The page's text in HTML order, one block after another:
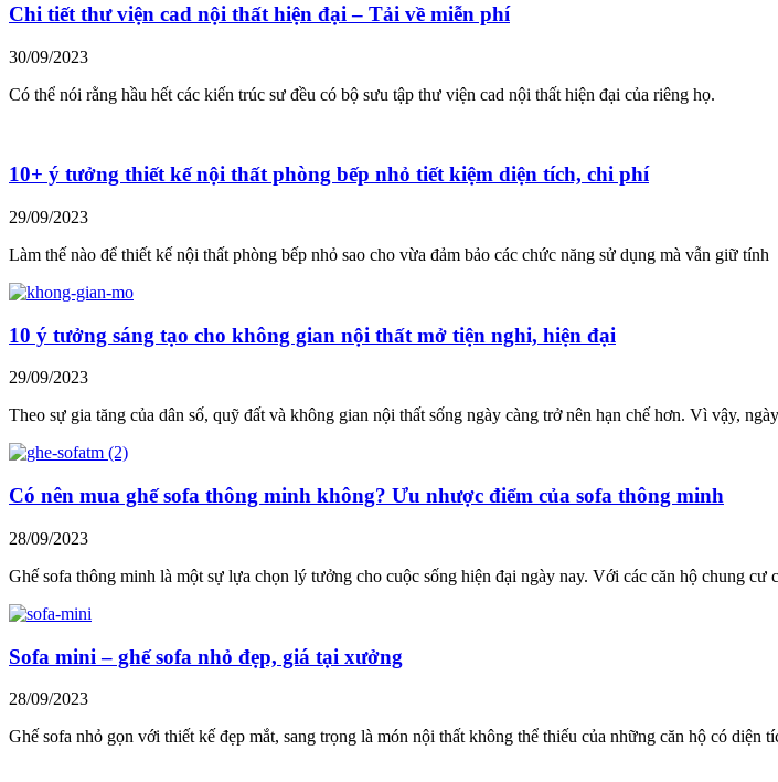
Chi tiết thư viện cad nội thất hiện đại – Tải về miễn phí
30/09/2023
Có thể nói rằng hầu hết các kiến trúc sư đều có bộ sưu tập thư viện cad nội thất hiện đại của riêng họ.
10+ ý tưởng thiết kế nội thất phòng bếp nhỏ tiết kiệm diện tích, chi phí
29/09/2023
Làm thế nào để thiết kế nội thất phòng bếp nhỏ sao cho vừa đảm bảo các chức năng sử dụng mà vẫn giữ tính
10 ý tưởng sáng tạo cho không gian nội thất mở tiện nghi, hiện đại
29/09/2023
Theo sự gia tăng của dân số, quỹ đất và không gian nội thất sống ngày càng trở nên hạn chế hơn. Vì vậy, ngày
Có nên mua ghế sofa thông minh không? Ưu nhược điểm của sofa thông minh
28/09/2023
Ghế sofa thông minh là một sự lựa chọn lý tưởng cho cuộc sống hiện đại ngày nay. Với các căn hộ chung cư
Sofa mini – ghế sofa nhỏ đẹp, giá tại xưởng
28/09/2023
Ghế sofa nhỏ gọn với thiết kế đẹp mắt, sang trọng là món nội thất không thể thiếu của những căn hộ có diện